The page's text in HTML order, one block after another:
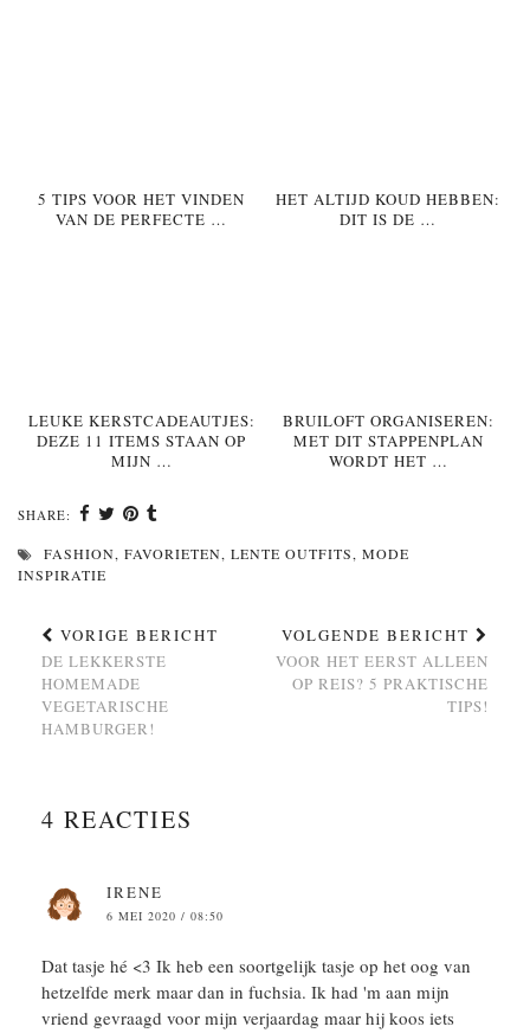
5 TIPS VOOR HET VINDEN
VAN DE PERFECTE …
HET ALTIJD KOUD HEBBEN:
DIT IS DE …
LEUKE KERSTCADEAUTJES:
DEZE 11 ITEMS STAAN OP
MIJN …
BRUILOFT ORGANISEREN:
MET DIT STAPPENPLAN
WORDT HET …
SHARE:
FASHION, FAVORIETEN, LENTE OUTFITS, MODE
INSPIRATIE
VORIGE BERICHT
DE LEKKERSTE
HOMEMADE
VEGETARISCHE
HAMBURGER!
VOLGENDE BERICHT
VOOR HET EERST ALLEEN
OP REIS? 5 PRAKTISCHE
TIPS!
4 REACTIES
IRENE
6 MEI 2020 / 08:50
Dat tasje hé <3 Ik heb een soortgelijk tasje op het oog van
hetzelfde merk maar dan in fuchsia. Ik had 'm aan mijn
vriend gevraagd voor mijn verjaardag maar hij koos iets